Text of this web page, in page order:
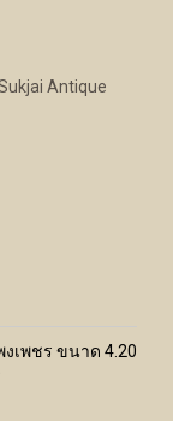
Antique
เพชร ขนาด 4.20